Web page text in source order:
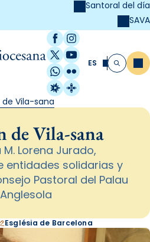
Santoral del día
SAVA
Facebook
Instagram
X / Twitter
YouTube
WhatsApp
Flickr
Radio Estel
Catalunya
ES Buscar
de Vila-sana
de Vila-sana
Lorena Jurado,
entidades solidarias y
Pastoral del Palau
Església de Barcelona